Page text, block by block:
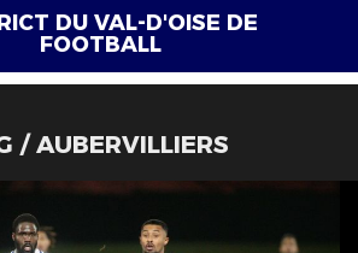
DU VAL-D'OISE DE
FOOTBALL
/ AUBERVILLIERS